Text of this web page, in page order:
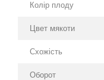
Колір плоду
Цвет мякоти
Схожість
Оборот